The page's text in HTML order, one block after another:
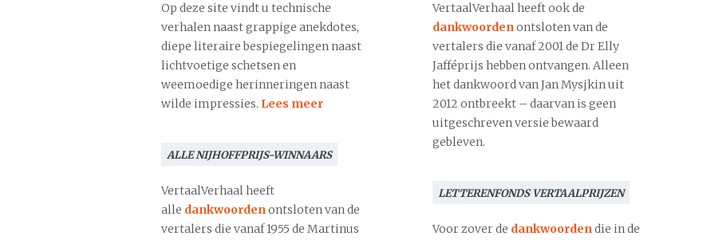
Op deze site vindt u technische
verhalen naast grappige anekdotes,
diepe literaire bespiegelingen naast
lichtvoetige schetsen en
weemoedige herinneringen naast
wilde impressies. Lees meer
ALLE NIJHOFFPRIJS-WINNAARS
VertaalVerhaal heeft
alle dankwoordenontsloten van de
vertalers die vanaf 1955 de Martinus
VertaalVerhaal heeft ook de
dankwoordenontsloten van de
vertalers die vanaf 2001 de Dr Elly
Jafféprijs hebben ontvangen. Alleen
het dankwoord van Jan Mysjkin uit
2012 ontbreekt – daarvan is geen
uitgeschreven versie bewaard
gebleven.
LETTERENFONDS VERTAALPRIJZEN
Voor zover de dankwoordendie in de